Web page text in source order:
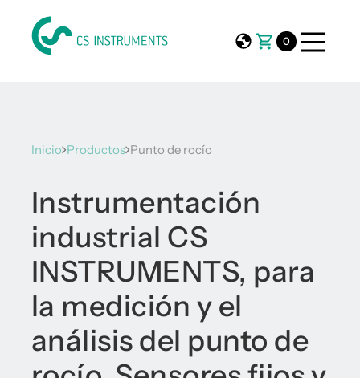
0
Inicio Productos Punto de rocío
Instrumentación
industrial CS
INSTRUMENTS, para
la medición y el
análisis del punto de